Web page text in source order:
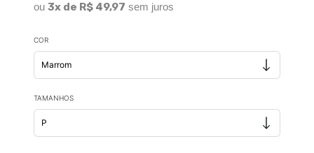
ou 3x de R$ 49,97 sem juros
COR
TAMANHOS